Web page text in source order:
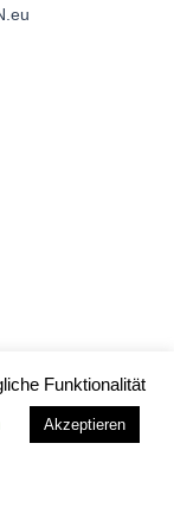
Funktionalität
Akzeptieren